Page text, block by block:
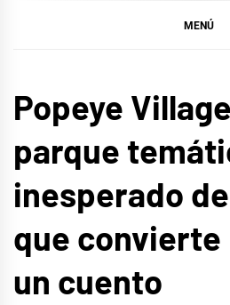
MENÚ
STYLE
Popeye
parque
inesperado
que convierte
un cuento